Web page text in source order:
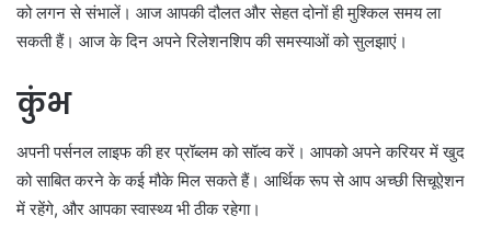
को लगन से संभालें। आज आपकी दौलत और सेहत दोनों ही मुश्किल समय ला
सकती हैं। आज के दिन अपने रिलेशनशिप की समस्याओं को सुलझाएं।
कुंभ
अपनी पर्सनल लाइफ की हर प्रॉब्लम को सॉल्व करें। आपको अपने करियर में खुद
को साबित करने के कई मौके मिल सकते हैं। आर्थिक रूप से आप अच्छी सिचूऐशन
में रहेंगे, और आपका स्वास्थ्य भी ठीक रहेगा।